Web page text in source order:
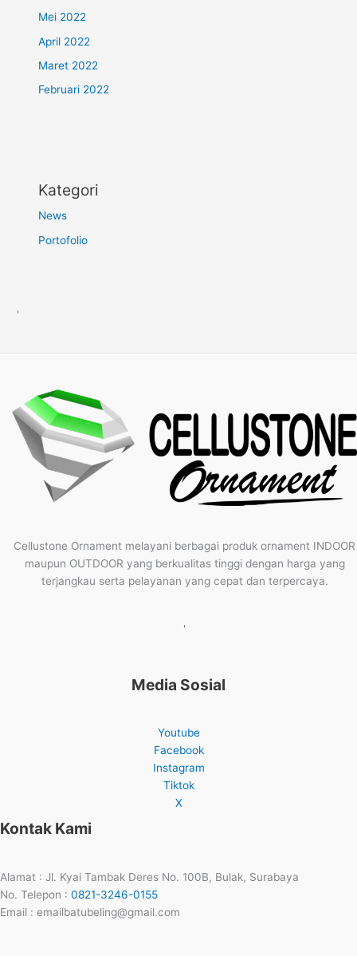
Mei 2022
April 2022
Maret 2022
Februari 2022
Kategori
News
Portofolio
'
Cellustone Ornament melayani berbagai produk ornament INDOOR
maupun OUTDOOR yang berkualitas tinggi dengan harga yang
terjangkau serta pelayanan yang cepat dan terpercaya.
'
Media Sosial
Youtube
Facebook
Instagram
Tiktok
X
Kontak Kami
Alamat : Jl. Kyai Tambak Deres No. 100B, Bulak, Surabaya
No. Telepon : 0821-3246-0155
Email : emailbatubeling@gmail.com